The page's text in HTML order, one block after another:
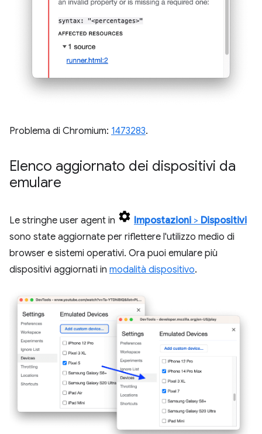
Problema di Chromium: 1473283.
Elenco aggiornato dei dispositivi da
emulare
Le stringhe user agent in Impostazioni > Dispositivi
sono state aggiornate per riflettere l'utilizzo medio di
browser e sistemi operativi. Ora puoi emulare più
dispositivi aggiornati in modalità dispositivo.